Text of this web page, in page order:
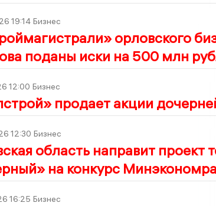
19:14 Бизнес
орловского
поданы иски на 500 млн
12:00 Бизнес
продает акции
12:30 Бизнес
область направит проект
на конкурс
16:25 Бизнес